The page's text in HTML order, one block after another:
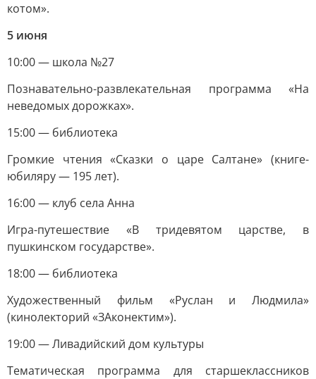
котом».
5 июня
10:00 — школа №27
Познавательно-развлекательная программа «На
неведомых дорожках».
15:00 — библиотека
Громкие чтения «Сказки о царе Салтане» (книге-
юбиляру — 195 лет).
16:00 — клуб села Анна
Игра-путешествие «В тридевятом царстве, в
пушкинском государстве».
18:00 — библиотека
Художественный фильм «Руслан и Людмила»
(кинолекторий «ЗАконектим»).
19:00 — Ливадийский дом культуры
Тематическая программа для старшеклассников